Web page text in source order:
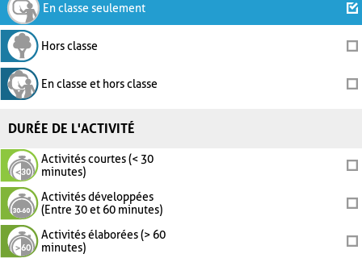
En classe seulement
Hors classe
En classe et hors classe
DURÉE DE L'ACTIVITÉ
Activités courtes (< 30
minutes)
Activités développées
(Entre 30 et 60 minutes)
Activités élaborées (> 60
minutes)